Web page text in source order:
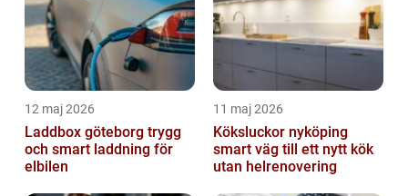
12 maj 2026
Laddbox göteborg trygg
och smart laddning för
elbilen
11 maj 2026
Köksluckor nyköping
smart väg till ett nytt kök
utan helrenovering